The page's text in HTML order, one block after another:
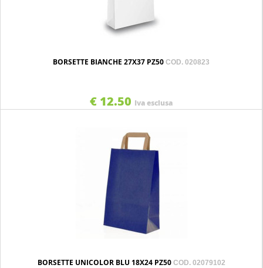
BORSETTE BIANCHE 27X37 PZ50 COD. 020823
€ 12.50 Iva esclusa
BORSETTE UNICOLOR BLU 18X24 PZ50 COD. 02079102